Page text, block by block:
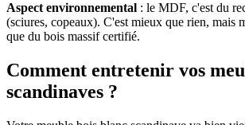
Aspect environnemental : le MDF, c'est du
(sciures, copeaux). C'est mieux que rien, mais
que du bois massif certifié.
Comment entretenir vos
scandinaves ?